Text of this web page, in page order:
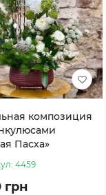
композиция
Пасха»
4459
грн